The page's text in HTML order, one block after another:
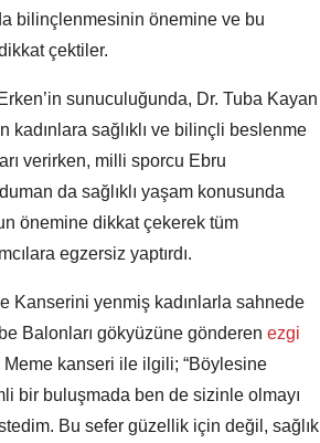
bilinçlenmesinin önemine ve bu
çektiler.
sunuculuğunda, Dr. Tuba Kayan
kadınlara sağlıklı ve bilinçli beslenme
verirken, milli sporcu Ebru
da sağlıklı yaşam konusunda
önemine dikkat çekerek tüm
egzersiz yaptırdı.
Kanserini yenmiş kadınlarla sahnede
Balonları gökyüzüne gönderen ezgi
Meme kanseri ile ilgili; “Böylesine
bir buluşmada ben de sizinle olmayı
Bu sefer güzellik için değil, sağlık